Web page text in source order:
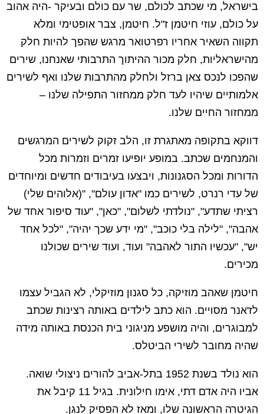
בישראל, מי שכתב לכולם, שר עם כולם ובעיקר -היה אהוב
על כולם, עוזי חיטמן ז"ל. חיטמן, צבר אופטימי ומלא
תקווה השאיר אחריו רפרטואר מרגש שהפך להיות חלק
מהישראליות, חלק מכור ההיתוך התרבותי שאנחנו, שירים
שהפכו לנכס צאן ברזל ולחלק מהתרבות שלנו ואף לשירים
אלמותיים שיהיו לעד חלק ממחזור התפילה שלנו –
ממחזור החיים שלנו.
דווקא בתקופה מאתגרת זו, הלב זקוק לשירים המרגשים
והמנחמים שכתב. במופע יופיעו זמרים וזמרות מכל
הדורות ומכל הסגנונות, ויבצעו בעיבודים חדשים ומיוחדים
של עדי רנרט, לשירים כמו "אדון עולם", "(אלוהים שלי)
רציתי שתדע", "נולדתי לשלום", "כאן", "עוד סיפור אחד של
אהבה", "לילה בלי כוכב", "מי ידע שכך יהיה", "לכל אחד
יש", "עכשיו התור לאהבה" ועוד, ועוד שירים שכולנו
מכירים.
חיטמן שאהב מוזיקה, כל סגנון מוזיקלי, לא הגביל עצמו
לז'אנר מסויים. הוא כתב לילדים באותה רצינות שכתב
למבוגרים, והיה מושפע מניגוני בית הכנסת באותה מידה
שהיה מחובר לשירי הביטלס.
הוא נולד בשנת 1952 בתל-אביב להורים ניצולי שואה.
אביו היה אדם דתי, אימו חילונית. בגיל 11 קיבל את
הגיטרה הראשונה שלו, ומאז לא הפסיק לנגן.